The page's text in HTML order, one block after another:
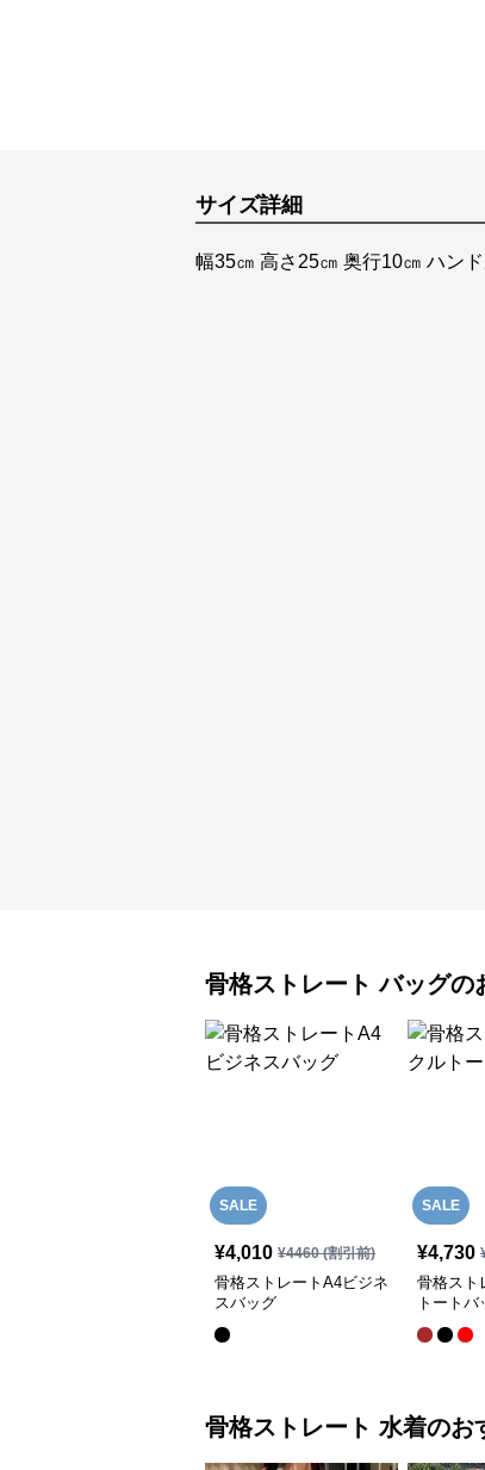
サイズ詳細
幅35㎝ 高さ25㎝ 奥行10㎝ ハン
骨格ストレート バッグの
SALE
¥4,010 ¥4460(割引前)
骨格ストレートA4ビジネ
スバッグ
SALE
¥4,730
骨格スト
トートバ
骨格ストレート 水着のお